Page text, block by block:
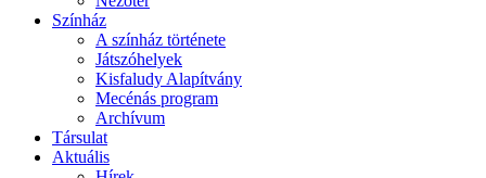
Színház
A színház története
Játszóhelyek
Kisfaludy Alapítvány
Mecénás program
Archívum
Társulat
Aktuális